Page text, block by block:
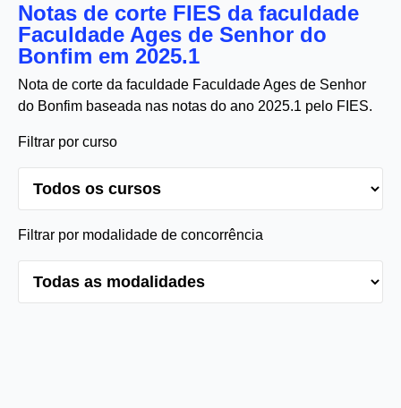
Notas de corte FIES da faculdade
Faculdade Ages de Senhor do
Bonfim em 2025.1
Nota de corte da faculdade Faculdade Ages de Senhor
do Bonfim baseada nas notas do ano 2025.1 pelo FIES.
Filtrar por curso
Filtrar por modalidade de concorrência